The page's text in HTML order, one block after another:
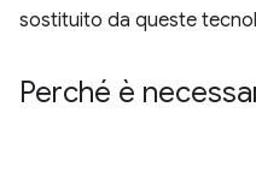
sostituito da queste
Perché è